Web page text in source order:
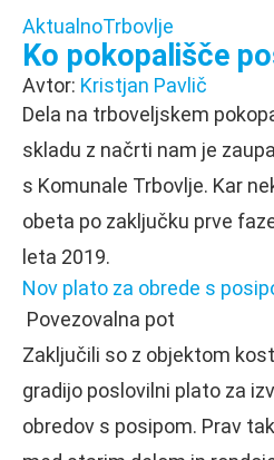
AktualnoTrbovlje
Ko pokopališče
Avtor: Kristjan Pavlič
Dela na trboveljskem
skladu z načrti nam je
s Komunale Trbovlje. Kar
obeta po zaključku prve
leta 2019.
Nov plato za obrede s
Povezovalna pot
Zaključili so z objektom
gradijo poslovilni plato za
obredov s posipom. Prav